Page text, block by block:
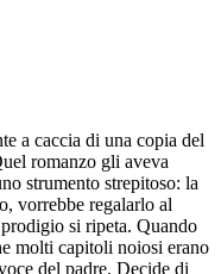
a caccia di una copia del
romanzo gli aveva
strumento strepitoso: la
vorrebbe regalarlo al
si ripeta. Quando
molti capitoli noiosi erano
del padre. Decide di